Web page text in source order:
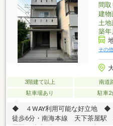
間取
建物
土地
築年
その
3階建て以上 南道
駐車場あり
駐車2
◆ ４WAY利用可能な好立地 ◆
徒歩6分・南海本線 天下茶屋駅